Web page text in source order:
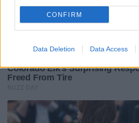
CONFIRM
Data Deletion Data Access